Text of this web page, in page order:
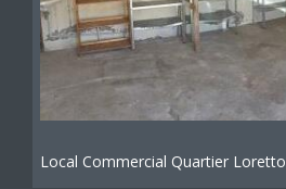
Local Commercial Quartier Loretto